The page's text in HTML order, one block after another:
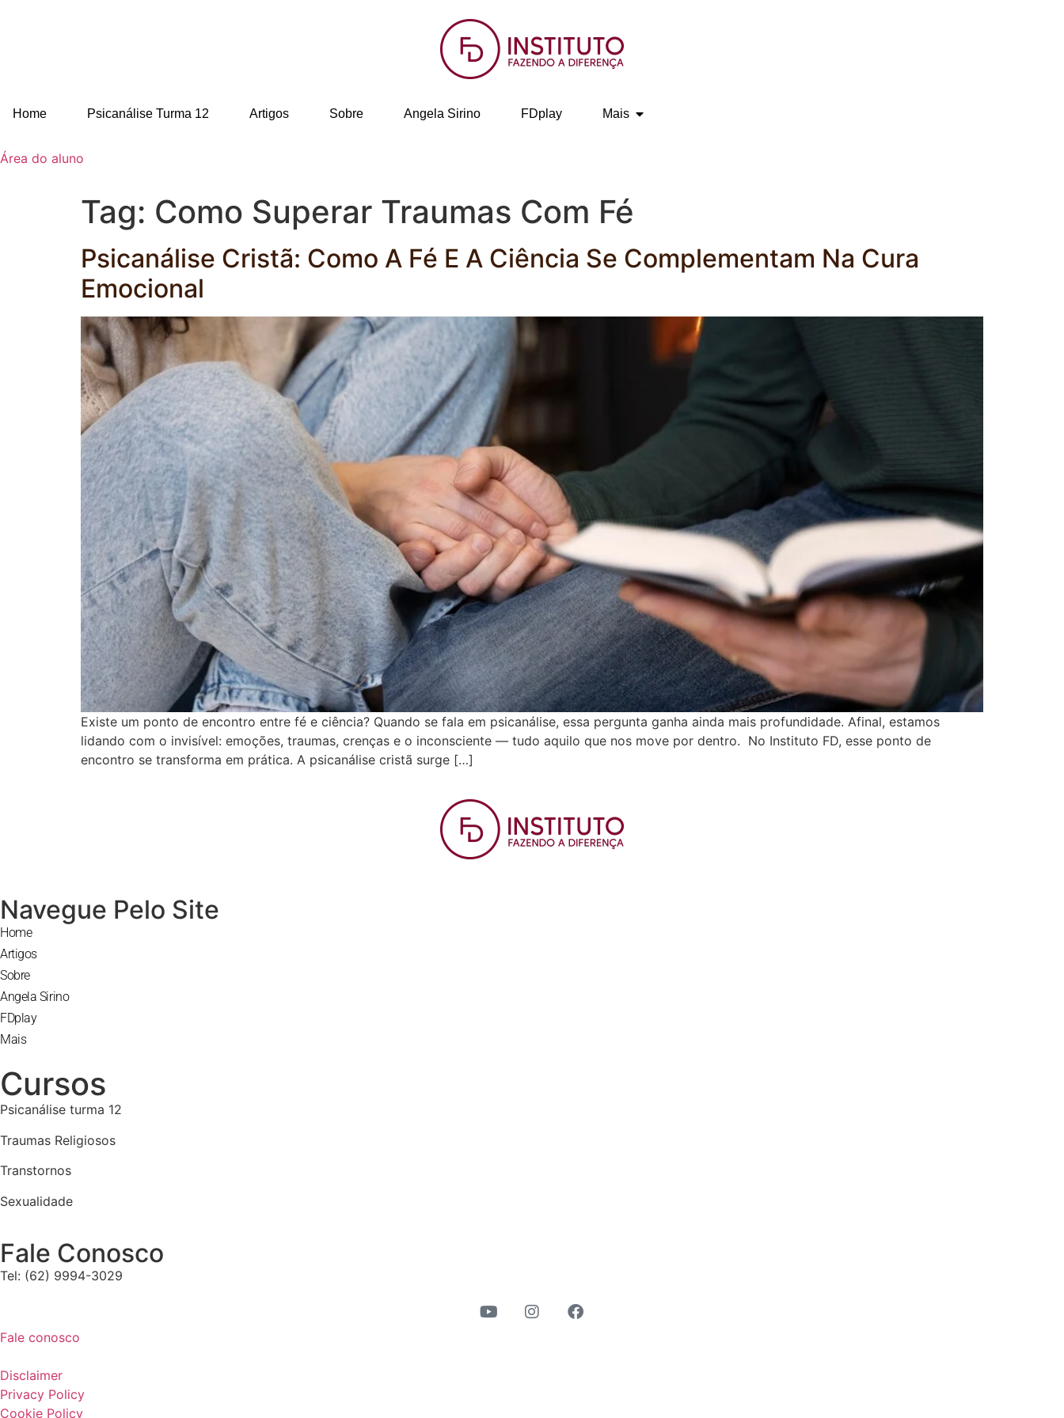
Home Psicanálise Turma 12 Artigos Sobre Angela Sirino FDplay Mais
Área do aluno
Tag: Como Superar Traumas Com Fé
Psicanálise Cristã: Como A Fé E A Ciência Se Complementam Na Cura
Emocional
Existe um ponto de encontro entre fé e ciência? Quando se fala em psicanálise, essa pergunta ganha ainda mais profundidade. Afinal, estamos
lidando com o invisível: emoções, traumas, crenças e o inconsciente — tudo aquilo que nos move por dentro. No Instituto FD, esse ponto de
encontro se transforma em prática. A psicanálise cristã surge […]
Navegue Pelo Site
Home
Artigos
Sobre
Angela Sirino
FDplay
Mais
Cursos
Psicanálise turma 12
Traumas Religiosos
Transtornos
Sexualidade
Fale Conosco
Tel: (62) 9994-3029
Fale conosco
Disclaimer
Privacy Policy
Cookie Policy